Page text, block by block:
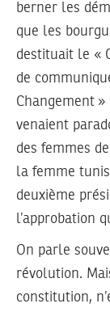
berner les
que les
destituait le «
de
Changement
venaient
des femmes
la femme
deuxième
l’approbation
On parle
révolution.
constitution,